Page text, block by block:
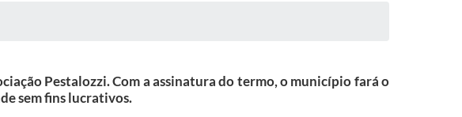
Pestalozzi. Com a assinatura do termo, o município fará o
sem fins lucrativos.